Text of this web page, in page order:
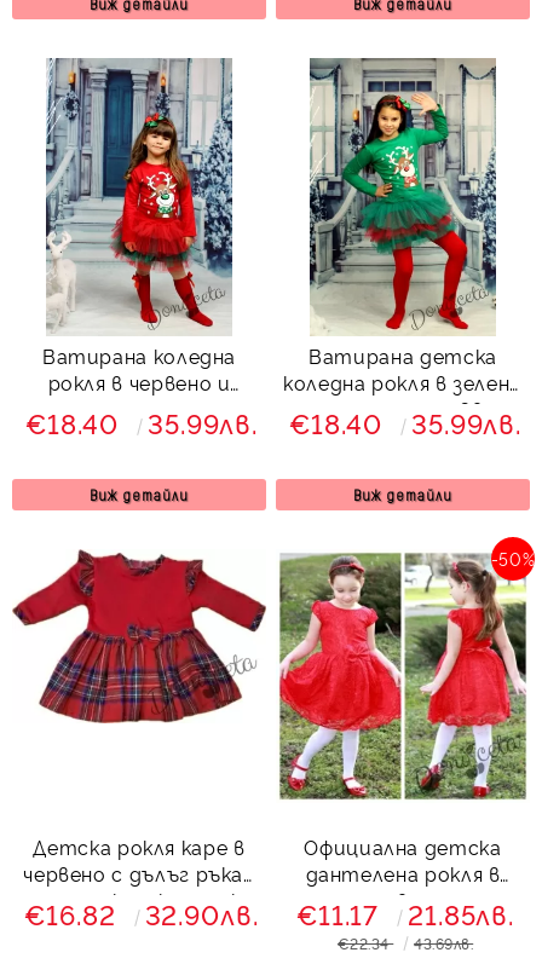
Ватирана коледна
рокля в червено и
зелено с тюл с елен
Звън
€18.40 35.99лв.
Виж детайли
Ватирана детска
коледна рокля в зелено
с тюл и еленче Звън
€18.40 35.99лв.
Виж детайли
Детска рокля каре в
червено с дълъг ръкав
с панделка и къдрички
€16.82 32.90лв.
Официална детска
дантелена рокля в
червенo
-50%
€11.17 21.85лв.
€22.34 43.69лв.